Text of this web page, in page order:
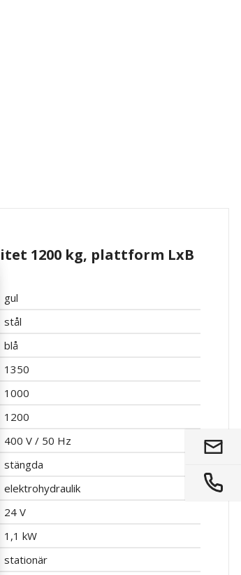
1200 kg, plattform LxB
gul
stål
blå
1350
1000
1200
400 V / 50 Hz
stängda
elektrohydraulik
24 V
1,1 kW
stationär